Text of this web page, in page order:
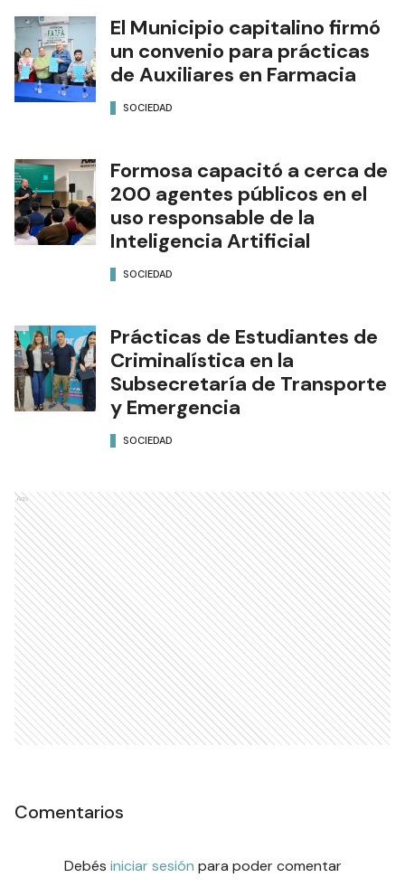
El Municipio capitalino firmó
un convenio para prácticas
de Auxiliares en Farmacia
SOCIEDAD
Formosa capacitó a cerca de
200 agentes públicos en el
uso responsable de la
Inteligencia Artificial
SOCIEDAD
Prácticas de Estudiantes de
Criminalística en la
Subsecretaría de Transporte
y Emergencia
SOCIEDAD
Ads
Comentarios
Debés iniciar sesión para poder comentar